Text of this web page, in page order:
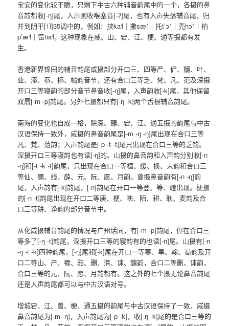
宝安的变化较干脆，只剩下中古六种辅音韵尾中的一个，各摄的鼻
音韵都收[-ŋ]尾，入声则收喉塞音[-ʔ]尾，也有入声失落辅音尾，归
并到阴平[˧˥]35调中的，例如：挟ka˧˥｜撒sæ˧˥｜托t’ɔ˧˥｜壳hɔ˧˥｜柏
p’æ˧˥｜笛tia˧˥，这种现象在咸、山、宕、江、梗、通等摄都有发
生。
香港新界锦田的辅音韵尾咸摄部分开口三、四等严、俨、釅、叶、
业、添、忝、掭、帖韵音节，还有合口三等乏、梵、凡、范及深摄
开口三等寝韵的部分音节鼻音收[-ŋ]尾，入声韵收[-k]尾，其他保留
双唇[-m -p]韵尾。另外七摄都只有[-ŋ -k]两个舌根辅音韵尾。
南海的变化也自成一格，除深、臻、宕、江、通五摄的韵尾与中古
汉语保持一致外，咸摄的鼻音韵尾是[-m -ŋ -ŋ]尾出现在合口三等
凡、梵、范韵；入声韵尾是[-p -t -t]尾只出现在合口三等的乏韵。
深摄开口三等寝韵也有读[-ŋ]的。山摄的鼻音韵和入声韵分别收[-n
-ŋ]和[-t -k -t]韵尾，只出现在合口一等桓、缓、换、末韵和合口三
等仙、獮、线、薛、元、阮、愿、月韵。曾摄鼻音韵有[-n -ŋ]韵
尾，入声韵有[-k]韵尾，[-n]韵尾在开口一等登、等、嶝出现。梗摄
的[-n -t]韵尾出现在开口二等庚、梗、映、陌、耕、耿、麦韵及合
口三等耕、诤韵的部分音节中。
从化咸摄辅音韵尾的情况与广州话同，有[-m -p]韵尾，但在合口三
等多了[-ŋ -t]韵尾，深摄开口三等的寝韵有的也读[-n]尾。山摄有[-n
-ŋ -t -k]四种韵尾，[-ŋ]尾和[-k]尾在开口一等寒、旱、翰、曷韵及开
口二等山、产、襉、黠、删、潸、谏、鎋韵，合口二等删、谏韵，
合口三等的元、阮、愿、月韵都有。这之外的七个摄无论鼻音韵尾
还是入声韵尾都可以与中古汉语对号。
增城宕、江、曾、梗、通五摄的韵尾与中古汉语保持了一致，咸摄
鼻音韵尾为[-m -ŋ]，入声韵尾为[-p -k]，收[-ŋ -k]尾的是合口三等的